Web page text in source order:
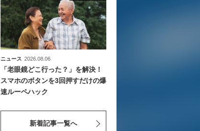
ニュース 2026.08.06
「老眼鏡どこ行った？」を解決！
スマホのボタンを3回押すだけの爆
速ルーペハック
新着記事一覧へ